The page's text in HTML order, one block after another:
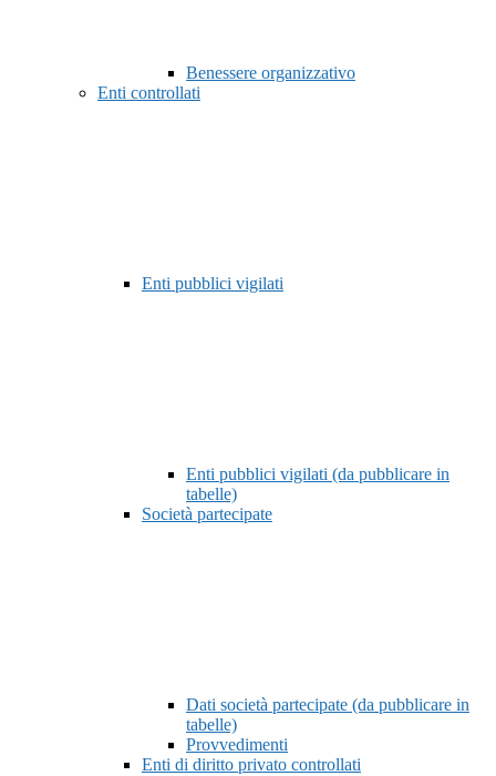
Benessere organizzativo
Enti controllati
Enti pubblici vigilati
Enti pubblici vigilati (da pubblicare in
tabelle)
Società partecipate
Dati società partecipate (da pubblicare in
tabelle)
Provvedimenti
Enti di diritto privato controllati